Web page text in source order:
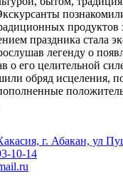
продуктов
праздника стала
легенду о
о его целительной
обряд исцеления,
г. Абакан, ул
10-14